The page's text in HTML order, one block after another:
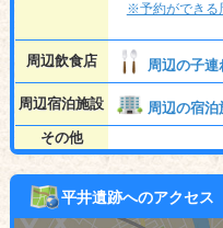
※予約ができる
周辺飲食店 周辺の子
周辺宿泊施設
周辺の宿泊
その他
平井遺跡へのアクセス